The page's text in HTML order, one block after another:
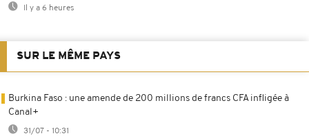
Il y a 6 heures
SUR LE MÊME PAYS
Burkina Faso : une amende de 200 millions de francs CFA infligée à
Canal+
31/07 - 10:31